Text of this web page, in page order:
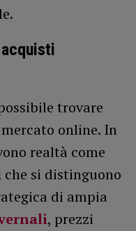
trovare
online. In
realtà come
che si distinguono
di ampia
, prezzi